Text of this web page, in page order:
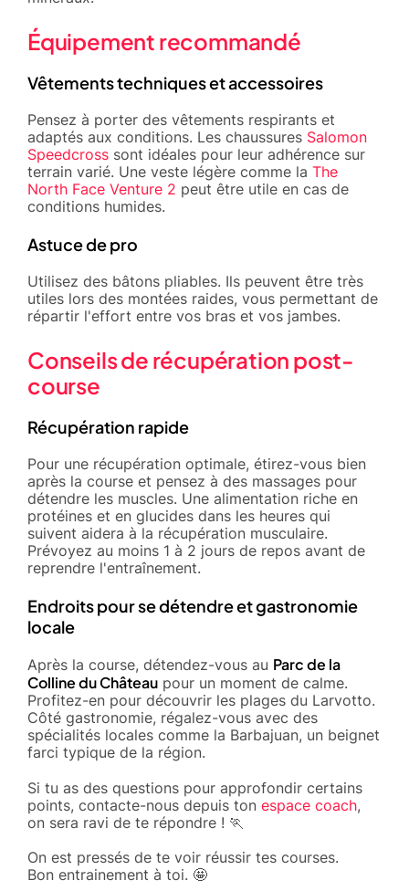
Équipement recommandé
Vêtements techniques et accessoires
Pensez à porter des vêtements respirants et
adaptés aux conditions. Les chaussures Salomon
Speedcross sont idéales pour leur adhérence sur
terrain varié. Une veste légère comme la The
North Face Venture 2 peut être utile en cas de
conditions humides.
Astuce de pro
Utilisez des bâtons pliables. Ils peuvent être très
utiles lors des montées raides, vous permettant de
répartir l'effort entre vos bras et vos jambes.
Conseils de récupération post-
course
Récupération rapide
Pour une récupération optimale, étirez-vous bien
après la course et pensez à des massages pour
détendre les muscles. Une alimentation riche en
protéines et en glucides dans les heures qui
suivent aidera à la récupération musculaire.
Prévoyez au moins 1 à 2 jours de repos avant de
reprendre l'entraînement.
Endroits pour se détendre et gastronomie
locale
Après la course, détendez-vous au Parc de la
Colline du Château pour un moment de calme.
Profitez-en pour découvrir les plages du Larvotto.
Côté gastronomie, régalez-vous avec des
spécialités locales comme la Barbajuan, un beignet
farci typique de la région.
Si tu as des questions pour approfondir certains
points, contacte-nous depuis ton espace coach,
on sera ravi de te répondre ! 🏃
On est pressés de te voir réussir tes courses.
Bon entrainement à toi. 🤩